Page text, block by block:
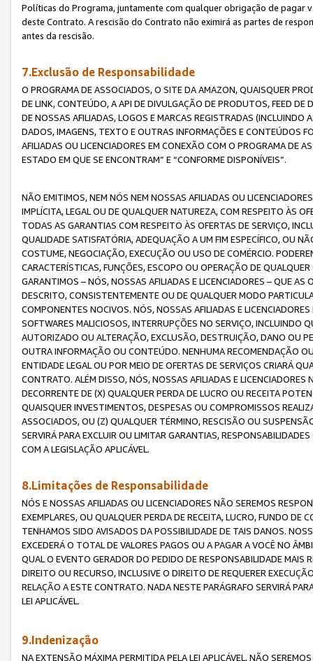
Políticas do Programa, juntamente com qualquer obrigação de
deste Contrato. A rescisão do Contrato não eximirá as partes de
antes da rescisão.
7.Exclusão de Responsabilidade
O PROGRAMA DE ASSOCIADOS, O SITE DA AMAZON, QUAISQUER
DE LINK, CONTEÚDO, A API DE DIVULGAÇÃO DE PRODUTOS, FEED
DE NOSSAS AFILIADAS, LOGOS E MARCAS REGISTRADAS
DADOS, IMAGENS, TEXTO E OUTRAS INFORMAÇÕES E CONTEÚDOS
AFILIADAS OU LICENCIADORES EM CONEXÃO COM O PROGRAMA DE
ESTADO EM QUE SE ENCONTRAM” E “CONFORME DISPONÍVEIS”.
NÃO EMITIMOS, NEM NÓS NEM NOSSAS AFILIADAS OU
IMPLÍCITA, LEGAL OU DE QUALQUER NATUREZA, COM RESPEITO ÀS
TODAS AS GARANTIAS COM RESPEITO ÀS OFERTAS DE SERVIÇO,
QUALIDADE SATISFATÓRIA, ADEQUAÇÃO A UM FIM ESPECÍFICO, OU
COSTUME, NEGOCIAÇÃO, EXECUÇÃO OU USO DE COMÉRCIO.
CARACTERÍSTICAS, FUNÇÕES, ESCOPO OU OPERAÇÃO DE
GARANTIMOS – NÓS, NOSSAS AFILIADAS E LICENCIADORES – QUE
DESCRITO, CONSISTENTEMENTE OU DE QUALQUER MODO
COMPONENTES NOCIVOS. NÓS, NOSSAS AFILIADAS E
SOFTWARES MALICIOSOS, INTERRUPÇÕES NO SERVIÇO, INCLUINDO
AUTORIZADO OU ALTERAÇÃO, EXCLUSÃO, DESTRUIÇÃO, DANO OU
OUTRA INFORMAÇÃO OU CONTEÚDO. NENHUMA RECOMENDAÇÃO
ENTIDADE LEGAL OU POR MEIO DE OFERTAS DE SERVIÇOS CRIARÁ
CONTRATO. ALÉM DISSO, NÓS, NOSSAS AFILIADAS E
DECORRENTE DE (X) QUALQUER PERDA DE LUCRO OU RECEITA
QUAISQUER INVESTIMENTOS, DESPESAS OU COMPROMISSOS
ASSOCIADOS, OU (Z) QUALQUER TÉRMINO, RESCISÃO OU
SERVIRÁ PARA EXCLUIR OU LIMITAR GARANTIAS,
COM A LEGISLAÇÃO APLICÁVEL.
8.Limitações de Responsabilidade
NÓS E NOSSAS AFILIADAS OU LICENCIADORES NÃO SEREMOS
EXEMPLARES, OU QUALQUER PERDA DE RECEITA, LUCRO, FUNDO
TENHAMOS SIDO AVISADOS DA POSSIBILIDADE DE TAIS DANOS.
EXCEDERÁ O TOTAL DE VALORES PAGOS OU A PAGAR A VOCÊ NO
QUAL O EVENTO GERADOR DO PEDIDO DE RESPONSABILIDADE
DIREITO OU RECURSO, INCLUSIVE O DIREITO DE REQUERER
RELAÇÃO A ESTE CONTRATO. NADA NESTE PARÁGRAFO SERVIRÁ
LEI APLICÁVEL.
9.Indenização
NA EXTENSÃO MÁXIMA PERMITIDA PELA LEI APLICÁVEL, NÃO